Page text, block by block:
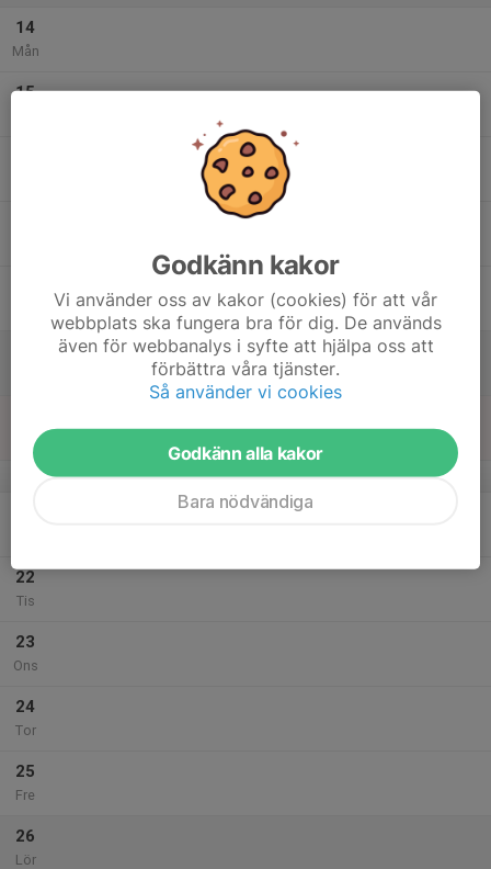
14
Mån
15
Sön
v.30
22
Tis
23
Ons
24
Tor
25
Fre
26
Lör
Godkänn kakor
Vi använder oss av kakor (cookies) för att vår
webbplats ska fungera bra för dig. De används
även för webbanalys i syfte att hjälpa oss att
förbättra våra tjänster.
Så använder vi cookies
Godkänn alla kakor
Bara nödvändiga